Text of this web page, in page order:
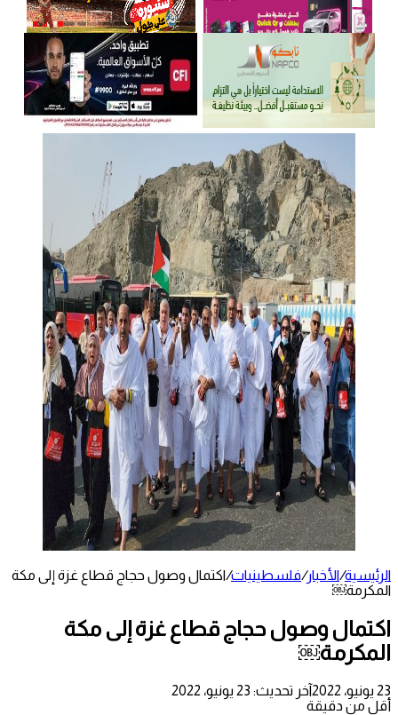
الرئيسية/الأخبار/فلسطينيات/اكتمال وصول حجاج قطاع غزة إلى مكة
المكرمة￼
اكتمال وصول حجاج قطاع غزة إلى مكة
المكرمة￼
23 يونيو، 2022
آخر تحديث: 23 يونيو، 2022
أقل من دقيقة